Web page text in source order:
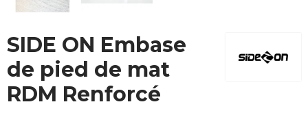
SIDE ON Embase
de pied de mat
RDM Renforcé